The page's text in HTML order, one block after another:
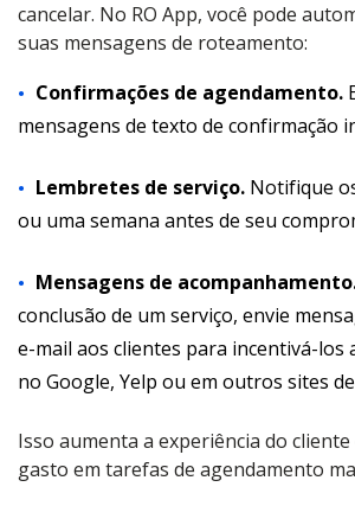
cancelar. No RO App, você pode
suas mensagens de roteamento:
Confirmações de agendamento.
mensagens de texto de confirmação
Lembretes de serviço. Notifique
ou uma semana antes de seu
Mensagens de
conclusão de um serviço, envie
e-mail aos clientes para incentivá-los
no Google, Yelp ou em outros sites
Isso aumenta a experiência do
gasto em tarefas de agendamento